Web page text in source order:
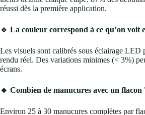
réussi dès la première application.
🔹 La couleur correspond à ce qu’on voit
Les visuels sont calibrés sous éclairage LED
rendu réel. Des variations minimes (< 3%)
écrans.
🔹 Combien de manucures avec un flacon
Environ 25 à 30 manucures complètes par